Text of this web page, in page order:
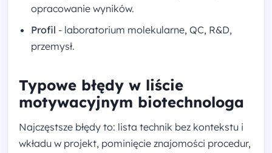
opracowanie wyników.
Profil - laboratorium molekularne, QC, R&D,
przemysł.
Typowe błędy w liście
motywacyjnym biotechnologa
Najczęstsze błędy to: lista technik bez kontekstu i
wkładu w projekt, pominięcie znajomości procedur,